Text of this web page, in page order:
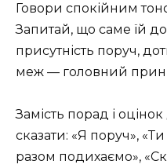
Говори спокійним
Запитай, що саме їй
присутність поруч,
меж — головний
Замість порад і
сказати: «Я поруч»,
разом подихаємо»,